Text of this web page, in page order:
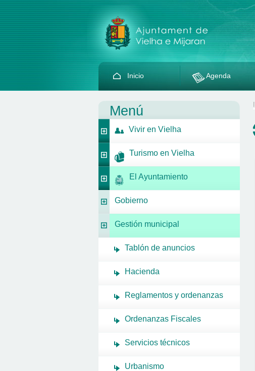
Inicio Agenda
Menú
Vivir en Vielha
Turismo en Vielha
El Ayuntamiento
Gobierno
Gestión municipal
Tablón de anuncios
Hacienda
Reglamentos y ordenanzas
Ordenanzas Fiscales
Servicios técnicos
Urbanismo